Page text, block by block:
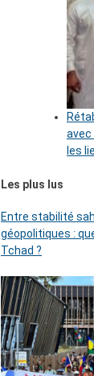
avec
les
Les plus lus
Entre stabilité
géopolitiques :
Tchad ?